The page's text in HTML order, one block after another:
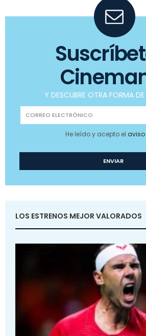
Y DESCUBRE OTRA FORMA DE
He leído y acepto el
LOS ESTRENOS MEJOR VALORADOS